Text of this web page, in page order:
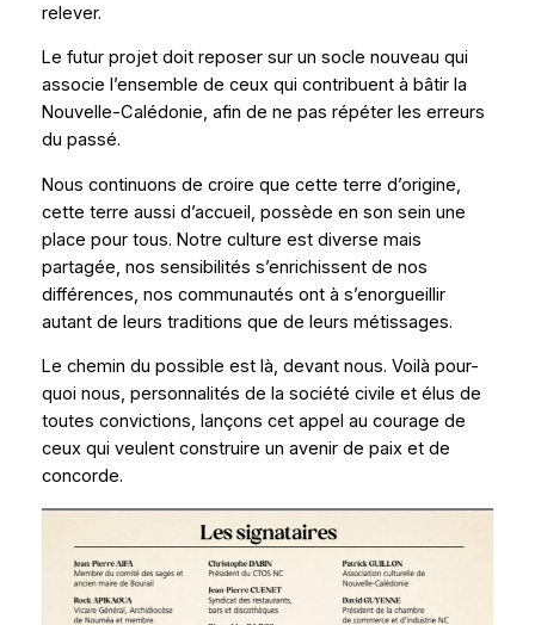
relever.
Le futur projet doit reposer sur un socle nouveau qui
associe l’ensemble de ceux qui contribuent à bâtir la
Nouvelle-Calédonie, afin de ne pas répéter les erreurs
du passé.
Nous continuons de croire que cette terre d’origine,
cette terre aussi d’accueil, possède en son sein une
place pour tous. Notre culture est diverse mais
partagée, nos sensibilités s’enrichissent de nos
différences, nos communautés ont à s’enorgueillir
autant de leurs traditions que de leurs métissages.
Le chemin du possible est là, devant nous. Voilà pour-
quoi nous, personnalités de la société civile et élus de
toutes convictions, lançons cet appel au courage de
ceux qui veulent construire un avenir de paix et de
concorde.